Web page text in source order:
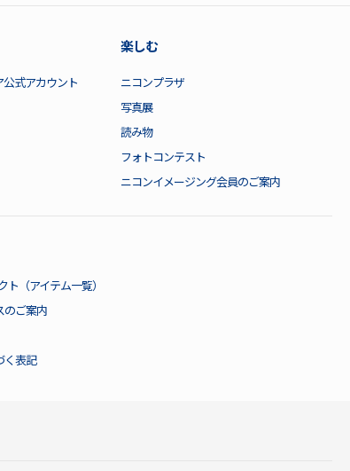
公式アカウント
楽しむ
ニコンプラザ
写真展
読み物
フォトコンテスト
ニコンイメージング会員のご案内
ト（アイテム一覧）
のご案内
く表記